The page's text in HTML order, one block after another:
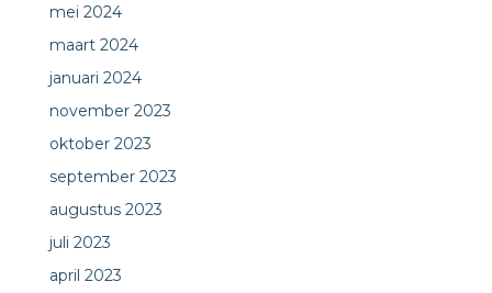
mei 2024
maart 2024
januari 2024
november 2023
oktober 2023
september 2023
augustus 2023
juli 2023
april 2023